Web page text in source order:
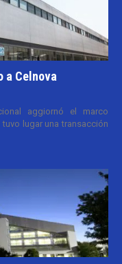
a Celnova
aggiornó el marco
lugar una transacción